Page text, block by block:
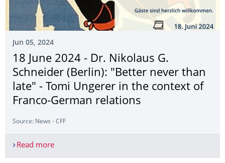
Jun 05, 2024
18 June 2024 - Dr. Nikolaus G.
Schneider (Berlin): "Better never than
late" - Tomi Ungerer in the context of
Franco-German relations
Source: News - CFF
Read more18 June 2024 - Dr. Nikolaus G. Schneider